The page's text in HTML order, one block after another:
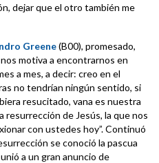
dejar que el otro también me
Greene(B00), promesado,
motiva a encontrarnos en
a mes, a decir: creo en el
no tendrían ningún sentido, si
resucitado, vana es nuestra
resurrección de Jesús, la que nos
con ustedes hoy”. Continuó
se conoció la pascua
a un gran anuncio de